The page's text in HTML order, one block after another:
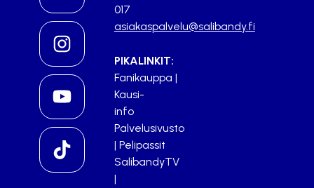
017
asiakaspalvelu@salibandy.fi
PIKALINKIT:
Fanikauppa |
Kausi-
info
Palvelusivusto
| Pelipassit
SalibandyTV
|